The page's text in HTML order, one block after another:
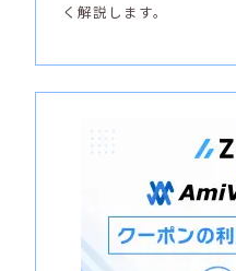
く解説します。